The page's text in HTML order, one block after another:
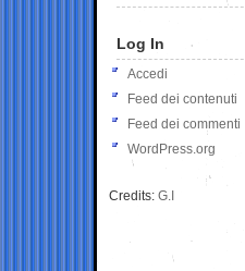
Log In
Accedi
Feed dei contenuti
Feed dei commenti
WordPress.org
Credits: G.I